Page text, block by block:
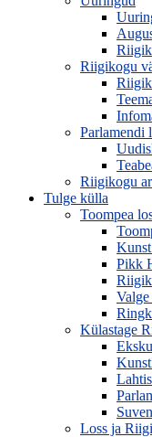
Riigikogu
Parlamendi
Riigikogu
Tulge külla
Toompea
Pikk
Valge
Külastage
Loss ja